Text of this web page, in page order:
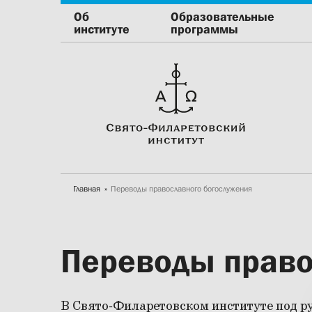
Об
институте
Образовательные
программы
Главная Переводы православного богослужения
Переводы
В Свято-Филаретовском институте под